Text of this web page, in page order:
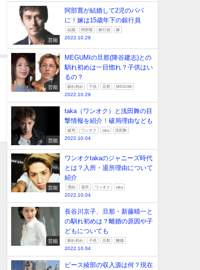
芸能
阿部寛が結婚して2児のパパ
に！嫁は15歳年下の銀行員
結婚 阿部寛 銀行員 嫁
2022.10.29
芸能
MEGUMIの旦那(降谷建志)との
馴れ初めは一目惚れ？子供はい
るの？
馴れ初め 子供 旦那 MEGUMI
2022.10.29
芸能
taka（ワンオク）と浅田舞の目
撃情報を紹介！破局理由なども
破局 ワンオク taka 浅田舞
2022.10.04
芸能
ワンオクtakaのジャニーズ時代
とは？入所・退所理由について
紹介
理由 退所 ワンオク taka
2022.10.04
芸能
長谷川京子、旦那・新藤晴一と
の馴れ初めは？離婚の原因や子
どもについても
馴れ初め 子供 旦那 離婚
2022.10.04
ピース綾部の収入源は何？現在